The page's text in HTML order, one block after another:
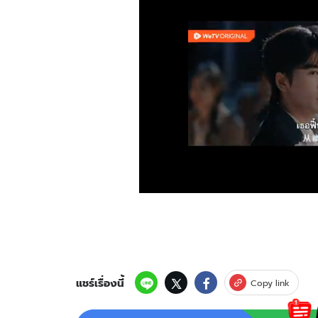
แชร์เรื่องนี้ Copy link